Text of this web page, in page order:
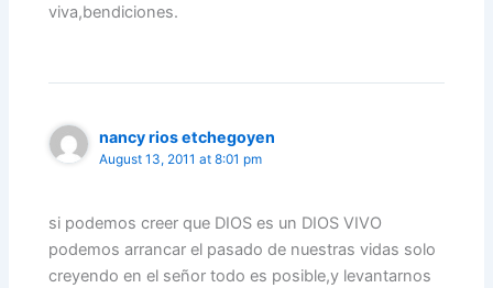
viva,bendiciones.
nancy rios etchegoyen
August 13, 2011 at 8:01 pm
si podemos creer que DIOS es un DIOS VIVO
podemos arrancar el pasado de nuestras vidas solo
creyendo en el señor todo es posible,y levantarnos